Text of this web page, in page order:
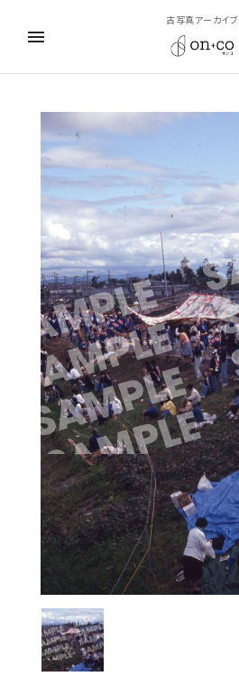
古写真アーカイブ